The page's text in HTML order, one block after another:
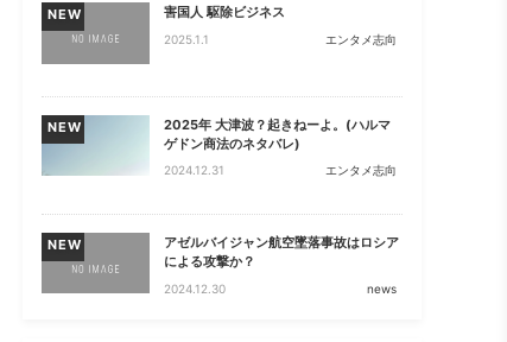
NEW 害国人 駆除ビジネス
2025.1.1 エンタメ志向
NEW
2025年 大津波？起きねーよ。(ハルマ
ゲドン商法のネタバレ)
2024.12.31 エンタメ志向
NEW
アゼルバイジャン航空墜落事故はロシア
による攻撃か？
2024.12.30 news